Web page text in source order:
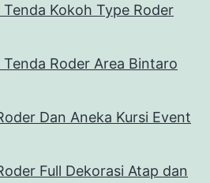
Kokoh Type Roder
Roder Area Bintaro
Dan Aneka Kursi Event
Full Dekorasi Atap dan